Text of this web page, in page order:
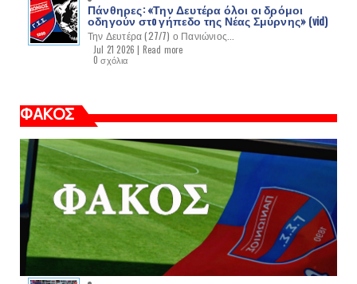
Πάνθηρες: «Την Δευτέρα όλοι οι δρόμοι
οδηγούν στo γήπεδο της Νέας Σμύρνης» (vid)
Την Δευτέρα (27/7) ο Πανιώνιος...
Jul 21 2026 | Read more
0 σχόλια
ΦΑΚΟΣ